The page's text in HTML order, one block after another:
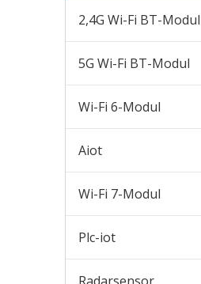
2,4G Wi-Fi BT-Modul
5G Wi-Fi BT-Modul
Wi-Fi 6-Modul
Aiot
Wi-Fi 7-Modul
Plc-iot